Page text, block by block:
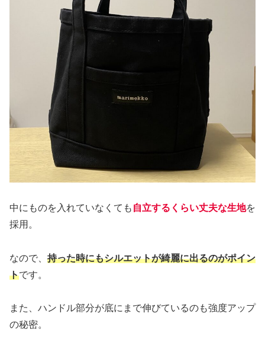
中にものを入れていなくても 自立するくらい丈夫な生地を
採用。
なので、 持った時にもシルエットが綺麗に出るのがポイン
トです。
また、ハンドル部分が底にまで伸びているのも強度アップ
の秘密。